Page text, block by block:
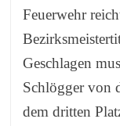
Feuerwehr
Geschlagen
Schlögger von
dem dritten